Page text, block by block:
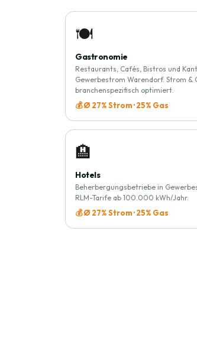
🍽️
Gastronomie
Restaurants, Cafés, Bistros und
Gewerbestrom Warendorf. Strom &
branchenspezifisch optimiert.
💰 Ø 27% Strom · 25% Gas
🏨
Hotels
Beherbergungsbetriebe in
RLM-Tarife ab 100.000 kWh/Jahr.
💰 Ø 27% Strom · 25% Gas